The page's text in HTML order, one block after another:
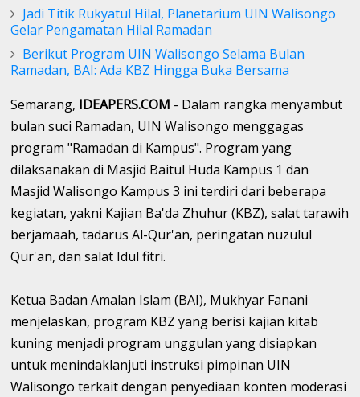
Jadi Titik Rukyatul Hilal, Planetarium UIN Walisongo
Gelar Pengamatan Hilal Ramadan
Berikut Program UIN Walisongo Selama Bulan
Ramadan, BAI: Ada KBZ Hingga Buka Bersama
Semarang, IDEAPERS.COM - Dalam rangka menyambut
bulan suci Ramadan, UIN Walisongo menggagas
program "Ramadan di Kampus". Program yang
dilaksanakan di Masjid Baitul Huda Kampus 1 dan
Masjid Walisongo Kampus 3 ini terdiri dari beberapa
kegiatan, yakni Kajian Ba'da Zhuhur (KBZ), salat tarawih
berjamaah, tadarus Al-Qur'an, peringatan nuzulul
Qur'an, dan salat Idul fitri.
Ketua Badan Amalan Islam (BAI), Mukhyar Fanani
menjelaskan, program KBZ yang berisi kajian kitab
kuning menjadi program unggulan yang disiapkan
untuk menindaklanjuti instruksi pimpinan UIN
Walisongo terkait dengan penyediaan konten moderasi